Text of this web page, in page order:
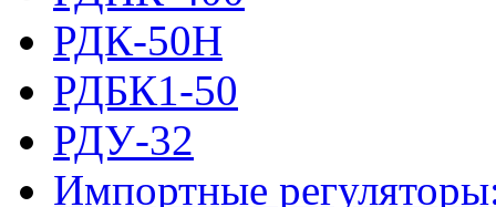
РДК-50Н
РДБК1-50
РДУ-32
Импортные